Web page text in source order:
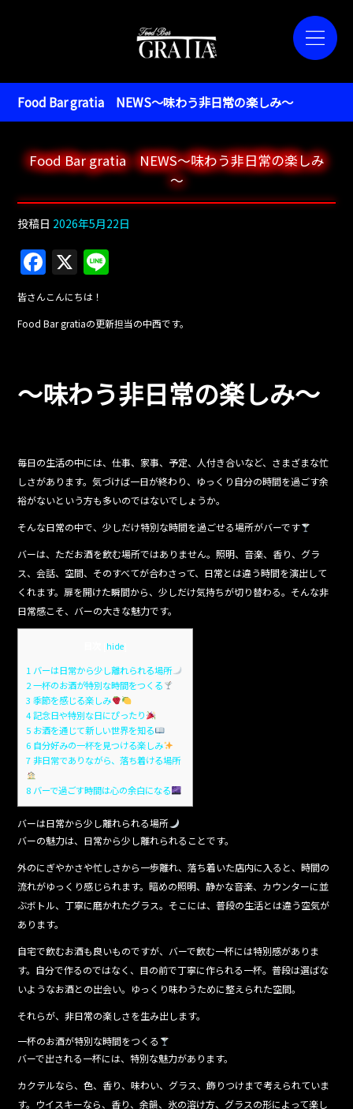
Food Bar gratia NEWS～味わう非日常の楽しみ～
Food Bar gratia NEWS～味わう非日常の楽しみ
～
投稿日 2026年5月22日
F
a
c
e
o
o
X
e
皆さんこんにちは！
Food Bar gratiaの更新担当の中西です。
～味わう非日常の楽しみ～
毎日の生活の中には、仕事、家事、予定、人付き合いなど、さまざまな忙
しさがあります。気づけば一日が終わり、ゆっくり自分の時間を過ごす余
裕がないという方も多いのではないでしょうか。
そんな日常の中で、少しだけ特別な時間を過ごせる場所がバーです
バーは、ただお酒を飲む場所ではありません。照明、音楽、香り、グラ
ス、会話、空間、そのすべてが合わさって、日常とは違う時間を演出して
くれます。扉を開けた瞬間から、少しだけ気持ちが切り替わる。そんな非
日常感こそ、バーの大きな魅力です。
hide
1 バーは日常から少し離れられる場所
2一杯のお酒が特別な時間をつくる
3 季節を感じる楽しみ
4記念日や特別な日にぴったり
5 お酒を通じて新しい世界を知る
6 自分好みの一杯を見つける楽しみ
7非日常でありながら、落ち着ける場所
8 バーで過ごす時間は心の余白になる
バーは日常から少し離れられる場所
バーの魅力は、日常から少し離れられることです。
外のにぎやかさや忙しさから一歩離れ、落ち着いた店内に入ると、時間の
流れがゆっくり感じられます。暗めの照明、静かな音楽、カウンターに並
ぶボトル、丁寧に磨かれたグラス。そこには、普段の生活とは違う空気が
あります。
自宅で飲むお酒も良いものですが、バーで飲む一杯には特別感がありま
す。自分で作るのではなく、目の前で丁寧に作られる一杯。普段は選ばな
いようなお酒との出会い。ゆっくり味わうために整えられた空間。
それらが、非日常の楽しさを生み出します。
一杯のお酒が特別な時間をつくる
バーで出される一杯には、特別な魅力があります。
カクテルなら、色、香り、味わい、グラス、飾りつけまで考えられていま
す。ウイスキーなら、香り、余韻、氷の溶け方、グラスの形によって楽し